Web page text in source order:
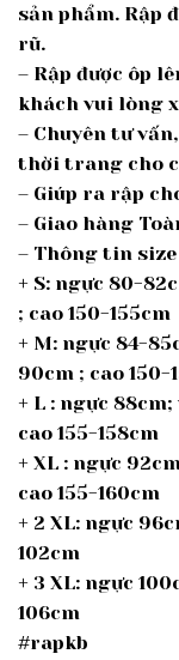
sản phẩm. Rập
rũ.
– Rập được ôp
khách vui lòng
– Chuyên tư
thời trang cho
– Giúp ra rập
– Giao hàng
– Thông tin size
+ S: ngực 80-
; cao 150-155cm
+ M: ngực 84-
90cm ; cao 150-
+ L : ngực
cao 155-158cm
+ XL : ngực
cao 155-160cm
+ 2 XL: ngực
102cm
+ 3 XL: ngực
106cm
#rapkb